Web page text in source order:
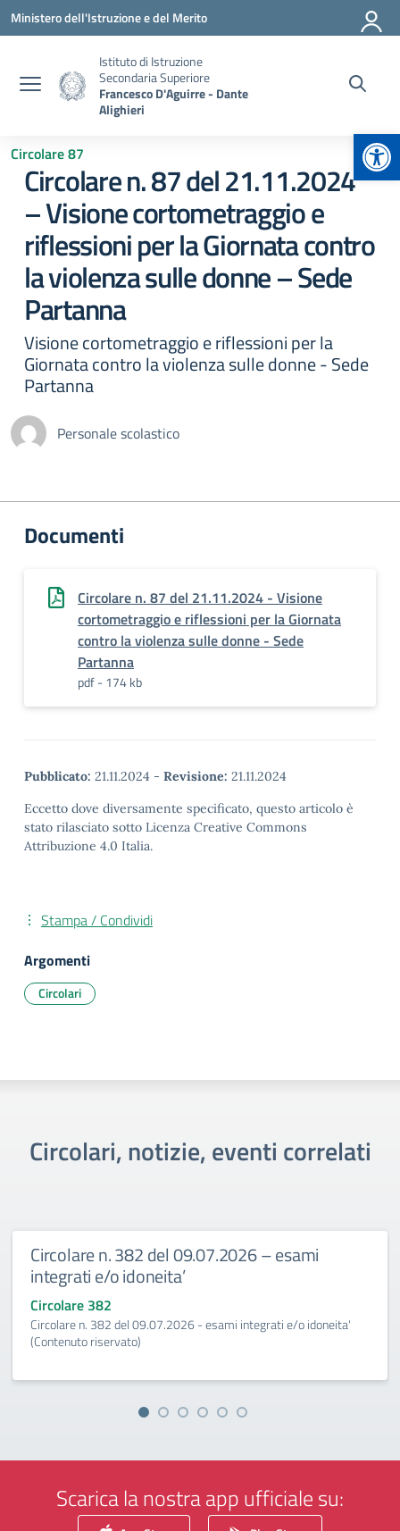
Vai ai contenuti
Vai al menu di navigazione
Vai al footer
Ministero dell'Istruzione e del Merito
Istituto di Istruzione
Secondaria Superiore
Francesco D'Aguirre - Dante
Alighieri
Circolare 87
Circolare n. 87 del 21.11.2024
– Visione cortometraggio e
riflessioni per la Giornata contro
la violenza sulle donne – Sede
Partanna
Visione cortometraggio e riflessioni per la
Giornata contro la violenza sulle donne - Sede
Partanna
Personale scolastico
Documenti
Circolare n. 87 del 21.11.2024 - Visione
cortometraggio e riflessioni per la Giornata
contro la violenza sulle donne - Sede
Partanna
pdf - 174 kb
Pubblicato: 21.11.2024 - Revisione: 21.11.2024
Eccetto dove diversamente specificato, questo articolo è
stato rilasciato sotto Licenza Creative Commons
Attribuzione 4.0 Italia.
Stampa / Condividi
Argomenti
Circolari
Circolari, notizie, eventi correlati
Circolare n. 382 del 09.07.2026 – esami
integrati e/o idoneita’
Circolare 382
Circolare n. 382 del 09.07.2026 - esami integrati e/o idoneita'
(Contenuto riservato)
Scarica la nostra app ufficiale su: